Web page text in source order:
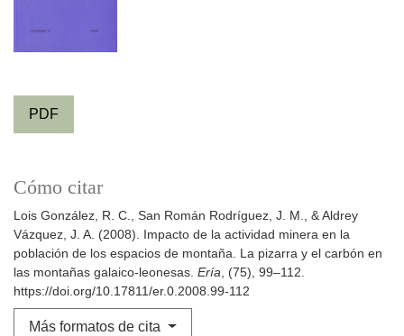
PDF
Cómo citar
Lois González, R. C., San Román Rodríguez, J. M., & Aldrey
Vázquez, J. A. (2008). Impacto de la actividad minera en la
población de los espacios de montaña. La pizarra y el carbón en
las montañas galaico-leonesas. Ería, (75), 99–112.
https://doi.org/10.17811/er.0.2008.99-112
Más formatos de cita